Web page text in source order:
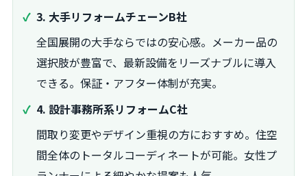
3. 大手リフォームチェーンB社
全国展開の大手ならではの安心感。メーカー品の
選択肢が豊富で、最新設備をリーズナブルに導入
できる。保証・アフター体制が充実。
4. 設計事務所系リフォームC社
間取り変更やデザイン重視の方におすすめ。住空
間全体のトータルコーディネートが可能。女性プ